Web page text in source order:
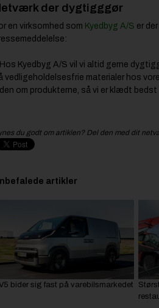
der dygtigggør
en virksomhed som Kyedbyg A/S er
Kyedbyg A/S vil vi altid gerne
vedligeholdelsesfrie materialer hos
om produkterne, så vi er klædt
du godt om artiklen? Del den med dit
artikler
bider sig fast på varebilsmarkedet